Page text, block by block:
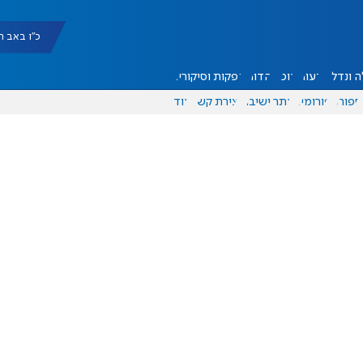
כ"ו באב
ונדל"ן דעות אוכל יהדות הפקות וסיקורים
ספורט פורומים אתר ישיבה יצירת קשר עוד